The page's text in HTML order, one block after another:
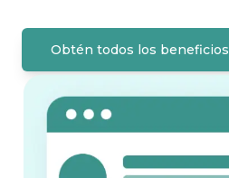
Obtén todos los beneficios